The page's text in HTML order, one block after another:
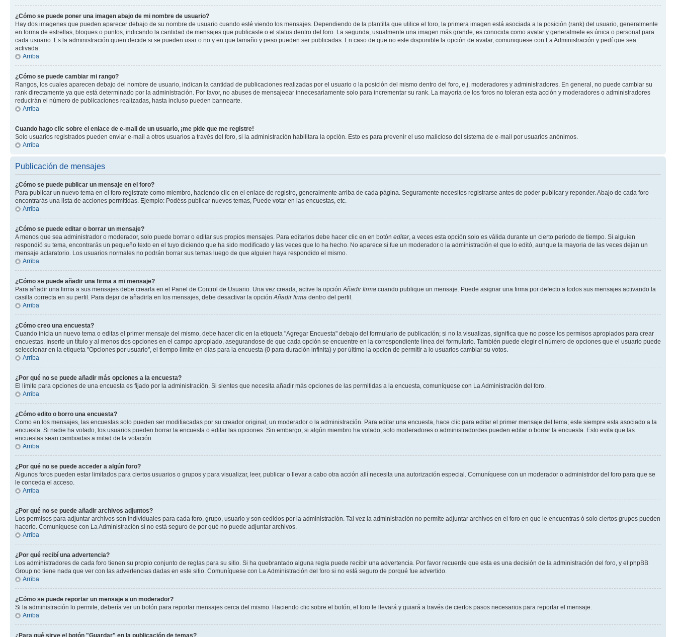
¿Cómo se puede poner una imagen abajo de mi nombre de usuario?
Hay dos imagenes que pueden aparecer debajo de su nombre de usuario cuando esté viendo los mensajes. Dependiendo de la plantilla que utilice el foro, la primera imagen está asociada a la posición (rank) del usuario, generalmente
en forma de estrellas, bloques o puntos, indicando la cantidad de mensajes que publicaste o el status dentro del foro. La segunda, usualmente una imagen más grande, es conocida como avatar y generalmete es única o personal para
cada usuario. Es la administración quien decide si se pueden usar o no y en que tamaño y peso pueden ser publicadas. En caso de que no este disponible la opción de avatar, comuniquese con La Administración y pedí que sea
activada.
Arriba
¿Cómo se puede cambiar mi rango?
Rangos, los cuales aparecen debajo del nombre de usuario, indican la cantidad de publicaciones realizadas por el usuario o la posición del mismo dentro del foro, e.j. moderadores y administradores. En general, no puede cambiar su
rank directamente ya que está determinado por la administración. Por favor, no abuses de mensajeear innecesariamente solo para incrementar su rank. La mayoría de los foros no toleran esta acción y moderadores o administradores
reducirán el número de publicaciones realizadas, hasta incluso pueden bannearte.
Arriba
Cuando hago clic sobre el enlace de e-mail de un usuario, ¡me pide que me registre!
Solo usuarios registrados pueden enviar e-mail a otros usuarios a través del foro, si la administración habilitara la opción. Esto es para prevenir el uso malicioso del sistema de e-mail por usuarios anónimos.
Arriba
Publicación de mensajes
¿Cómo se puede publicar un mensaje en el foro?
Para publicar un nuevo tema en el foro registrate como miembro, haciendo clic en el enlace de registro, generalmente arriba de cada página. Seguramente necesites registrarse antes de poder publicar y reponder. Abajo de cada foro
encontrarás una lista de acciones permitidas. Ejemplo: Podéss publicar nuevos temas, Puede votar en las encuestas, etc.
Arriba
¿Cómo se puede editar o borrar un mensaje?
A menos que sea administrador o moderador, solo puede borrar o editar sus propios mensajes. Para editarlos debe hacer clic en en botón editar, a veces esta opción solo es válida durante un cierto periodo de tiempo. Si alguien
respondió su tema, encontrarás un pequeño texto en el tuyo diciendo que ha sido modificado y las veces que lo ha hecho. No aparece si fue un moderador o la administración el que lo editó, aunque la mayoria de las veces dejan un
mensaje aclaratorio. Los usuarios normales no podrán borrar sus temas luego de que alguien haya respondido el mismo.
Arriba
¿Cómo se puede añadir una firma a mi mensaje?
Para añadir una firma a sus mensajes debe crearla en el Panel de Control de Usuario. Una vez creada, active la opción Añadir firma cuando publique un mensaje. Puede asignar una firma por defecto a todos sus mensajes activando la
casilla correcta en su perfil. Para dejar de añadirla en los mensajes, debe desactivar la opción Añadir firma dentro del perfil.
Arriba
¿Cómo creo una encuesta?
Cuando inicia un nuevo tema o editas el primer mensaje del mismo, debe hacer clic en la etiqueta "Agregar Encuesta" debajo del formulario de publicación; si no la visualizas, significa que no posee los permisos apropiados para crear
encuestas. Inserte un título y al menos dos opciones en el campo apropiado, asegurandose de que cada opción se encuentre en la correspondiente línea del formulario. También puede elegir el número de opciones que el usuario puede
seleccionar en la etiqueta "Opciones por usuario", el tiempo límite en días para la encuesta (0 para duración infinita) y por último la opción de permitir a lo usuarios cambiar su votos.
Arriba
¿Por qué no se puede añadir más opciones a la encuesta?
El límite para opciones de una encuesta es fijado por la administración. Si sientes que necesita añadir más opciones de las permitidas a la encuesta, comuníquese con La Administración del foro.
Arriba
¿Cómo edito o borro una encuesta?
Como en los mensajes, las encuestas solo pueden ser modifiacadas por su creador original, un moderador o la administración. Para editar una encuesta, hace clic para editar el primer mensaje del tema; este siempre esta asociado a la
encuesta. Si nadie ha votado, los usuarios pueden borrar la encuesta o editar las opciones. Sin embargo, si algún miembro ha votado, solo moderadores o administradordes pueden editar o borrar la encuesta. Esto evita que las
encuestas sean cambiadas a mitad de la votación.
Arriba
¿Por qué no se puede acceder a algún foro?
Algunos foros pueden estar limitados para ciertos usuarios o grupos y para visualizar, leer, publicar o llevar a cabo otra acción allí necesita una autorización especial. Comuníquese con un moderador o administrdor del foro para que se
le conceda el acceso.
Arriba
¿Por qué no se puede añadir archivos adjuntos?
Los permisos para adjuntar archivos son individuales para cada foro, grupo, usuario y son cedidos por la administración. Tal vez la administración no permite adjuntar archivos en el foro en que le encuentras ó solo ciertos grupos pueden
hacerlo. Comuníquese con La Administración si no está seguro de por qué no puede adjuntar archivos.
Arriba
¿Por qué recibí una advertencia?
Los administradores de cada foro tienen su propio conjunto de reglas para su sitio. Si ha quebrantado alguna regla puede recibir una advertencia. Por favor recuerde que esta es una decisión de la administración del foro, y el phpBB
Group no tiene nada que ver con las advertencias dadas en este sitio. Comuníquese con La Administración del foro si no está seguro de porqué fue advertido.
Arriba
¿Cómo se puede reportar un mensaje a un moderador?
Si la administración lo permite, debería ver un botón para reportar mensajes cerca del mismo. Haciendo clic sobre el botón, el foro le llevará y guiará a través de ciertos pasos necesarios para reportar el mensaje.
Arriba
¿Para qué sirve el botón "Guardar" en la publicación de temas?